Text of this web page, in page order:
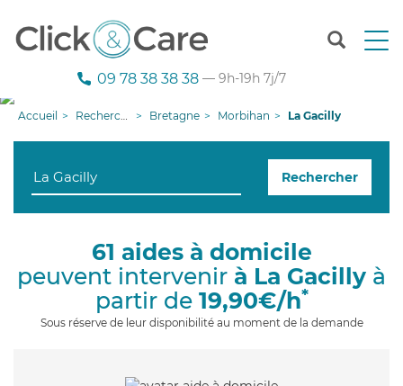
T
n
g
i
09 78 38 38 38 — 9h-19h 7j/7
Accueil Recherche aide à domicile Bretagne Morbihan La Gacilly
Rechercher
61 aides à domicile
peuvent intervenir à La Gacilly à
partir de 19,90€/h*
Sous réserve de leur disponibilité au moment de la demande